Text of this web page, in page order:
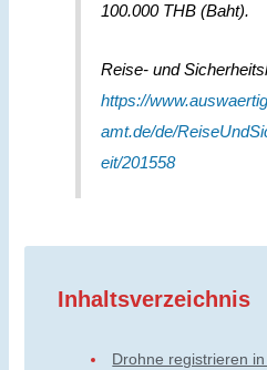
100.000 THB (Baht).
Reise- und
https://
amt.de/de/
eit/201558
Inhaltsverzeichnis
Drohne registrieren